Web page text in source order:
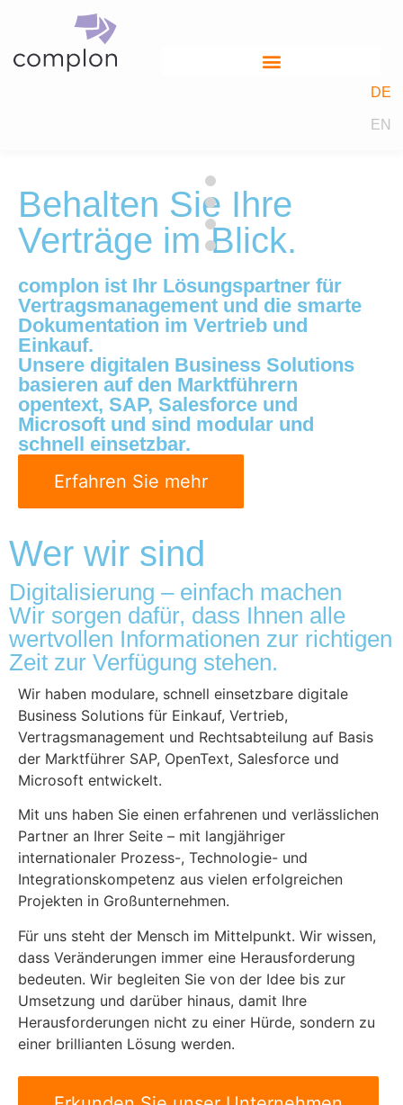
DE
EN
Behalten Sie Ihre
Verträge im Blick.
complon ist Ihr Lösungspartner für
Vertragsmanagement und die smarte
Dokumentation im Vertrieb und
Einkauf.
Unsere digitalen Business Solutions
basieren auf den Marktführern
opentext, SAP, Salesforce und
Microsoft und sind modular und
schnell einsetzbar.
Erfahren Sie mehr
Wer wir sind
Digitalisierung – einfach machen
Wir sorgen dafür, dass Ihnen alle
wertvollen Informa­tionen zur richtigen
Zeit zur Verfügung stehen.
Wir haben modulare, schnell einsetzbare digitale
Business Solutions für Einkauf, Vertrieb,
Vertragsmanagement und Rechtsabteilung auf Basis
der Marktführer SAP, OpenText, Salesforce und
Microsoft entwickelt.
Mit uns haben Sie einen erfahrenen und verlässlichen
Partner an Ihrer Seite – mit langjähriger
internationaler Prozess-, Technologie- und
Integrationskompetenz aus vielen erfolgreichen
Projekten in Großunternehmen.
Für uns steht der Mensch im Mittelpunkt. Wir wissen,
dass Veränderungen immer eine Herausforderung
bedeuten. Wir begleiten Sie von der Idee bis zur
Umsetzung und darüber hinaus, damit Ihre
Herausforderungen nicht zu einer Hürde, sondern zu
einer brillianten Lösung werden.